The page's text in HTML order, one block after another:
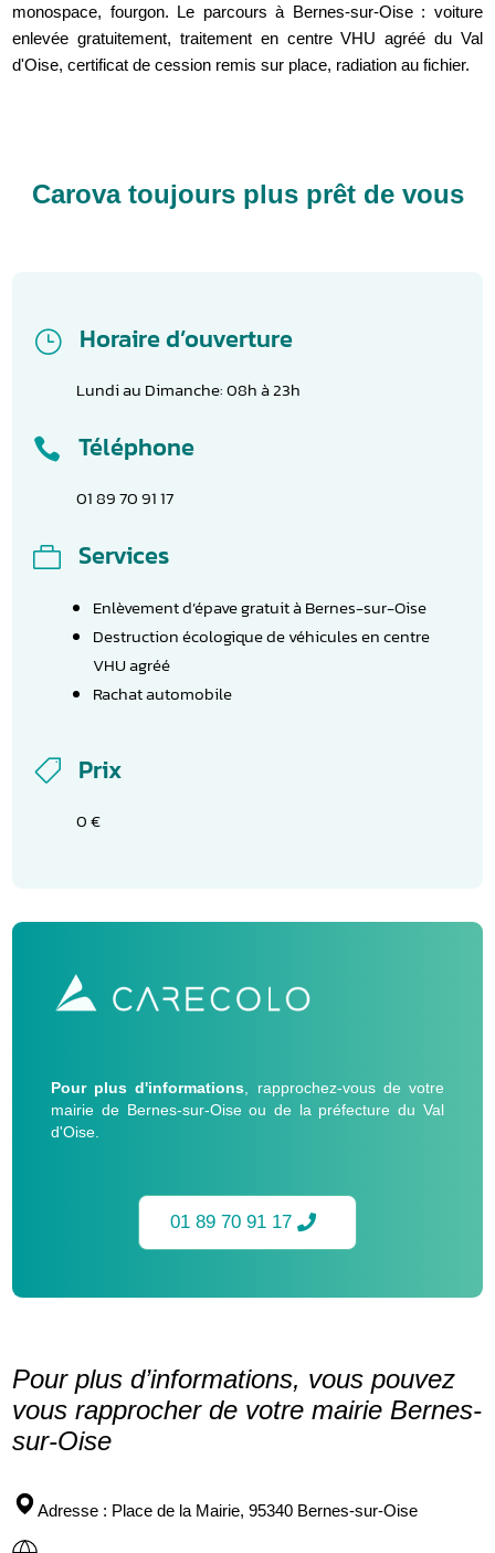
monospace, fourgon. Le parcours à Bernes-sur-Oise : voiture
enlevée gratuitement, traitement en centre VHU agréé du Val
d'Oise, certificat de cession remis sur place, radiation au fichier.
Carova toujours plus prêt de vous
} Horaire d’ouverture
Lundi au Dimanche: 08h à 23h
 Téléphone
01 89 70 91 17
 Services
Enlèvement d’épave gratuit à Bernes-sur-Oise
Destruction écologique de véhicules en centre
VHU agréé
Rachat automobile
 Prix
0 €
Pour plus d'informations , rapprochez-vous de votre
mairie de Bernes-sur-Oise ou de la préfecture du Val
d'Oise.
01 89 70 91 17
Pour plus d’informations, vous pouvez
vous rapprocher de votre mairie Bernes-
sur-Oise
Adresse : Place de la Mairie, 95340 Bernes-sur-Oise